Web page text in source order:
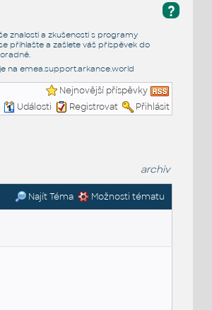
?
znalosti a zkušenosti s programy
přihlašte a zašlete váš příspěvek do
.
na emea.support.arkance.world
Nejnovější příspěvky
Události Registrovat Přihlásit
archiv
Najít Téma Možnosti tématu